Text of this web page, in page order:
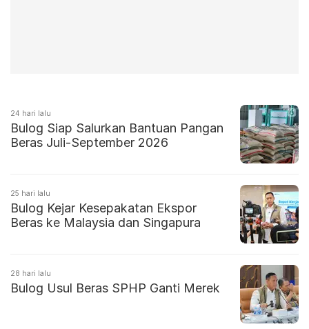
24 hari lalu
Bulog Siap Salurkan Bantuan Pangan
Beras Juli-September 2026
25 hari lalu
Bulog Kejar Kesepakatan Ekspor
Beras ke Malaysia dan Singapura
28 hari lalu
Bulog Usul Beras SPHP Ganti Merek